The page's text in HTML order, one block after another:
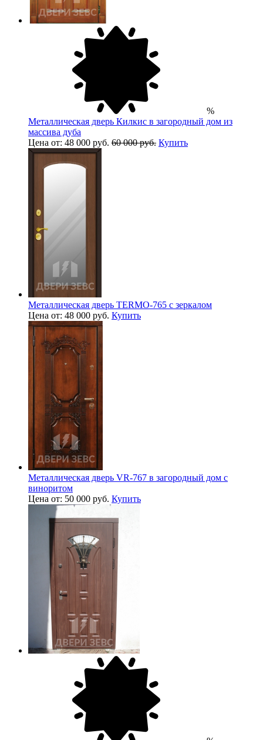
%
Металлическая дверь Килкис в загородный дом из
массива дуба
Цена от: 48 000 руб. 60 000 руб. Купить
Металлическая дверь TERMO-765 с зеркалом
Цена от: 48 000 руб. Купить
Металлическая дверь VR-767 в загородный дом с
виноритом
Цена от: 50 000 руб. Купить